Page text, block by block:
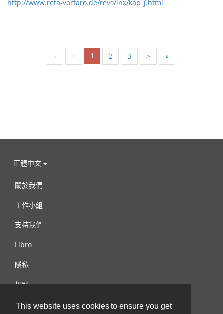
This website uses cookies to ensure you get
http://www.reta-vortaro.de/revo/inx/kap_ĵ.html
« < 1 2 3 > »
正體中文
關於我們
工作小組
支持我們
Libro
隱私
規則
連絡我們